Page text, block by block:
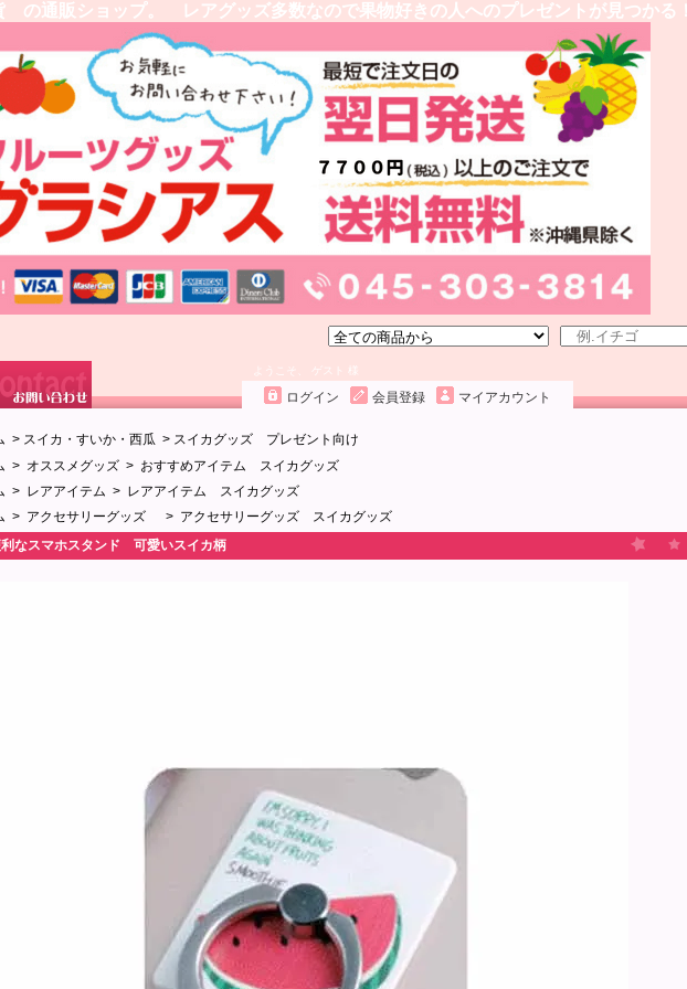
の通販ショップ。 レアグッズ多数なので果物好きの人へのプレゼントが見つかる！
ようこそ、 ゲスト 様
ログイン 会員登録 マイアカウント
> スイカ・すいか・西瓜 > スイカグッズ プレゼント向け
> オススメグッズ > おすすめアイテム スイカグッズ
> レアアイテム > レアアイテム スイカグッズ
> アクセサリーグッズ > アクセサリーグッズ スイカグッズ
なスマホスタンド 可愛いスイカ柄